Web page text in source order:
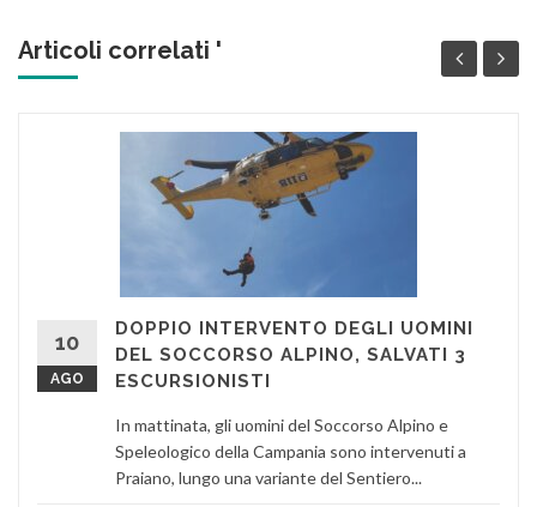
Articoli correlati '
10
AGO
DOPPIO INTERVENTO DEGLI UOMINI
DEL SOCCORSO ALPINO, SALVATI 3
ESCURSIONISTI
In mattinata, gli uomini del Soccorso Alpino e
Speleologico della Campania sono intervenuti a
Praiano, lungo una variante del Sentiero...